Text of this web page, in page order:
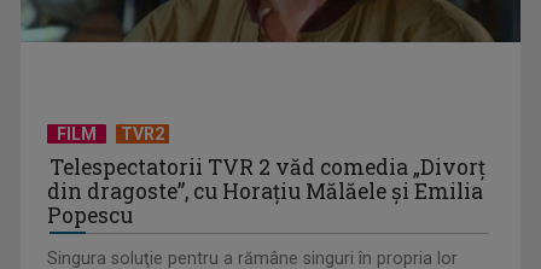
FILM TVR2
Telespectatorii TVR 2 văd comedia „Divorţ
din dragoste”, cu Horaţiu Mălăele şi Emilia
Popescu
Singura soluţie pentru a rămâne singuri în propria lor